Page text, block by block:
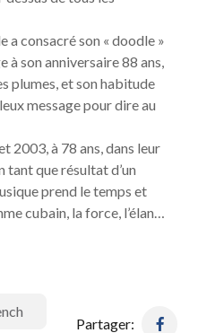
consacré son « doodle »
à son anniversaire 88 ans,
plumes, et son habitude
message pour dire au
2003, à 78 ans, dans leur
tant que résultat d’un
prend le temps et
cubain, la force, l’élan…
Partager: